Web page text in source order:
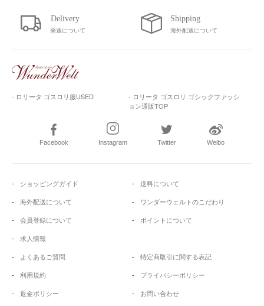
発送について 海外配送について
- ロリータ ゴスロリ服USED
- ロリータ ゴスロリ ゴシックファッシ
ョン通販TOP
Facebook Instagram Twitter Weibo
ショッピングガイド
送料について
海外配送について
ワンダーウェルトのこだわり
会員登録について
ポイントについて
求人情報
よくあるご質問
特定商取引に関する表記
利用規約
プライバシーポリシー
返金ポリシー
お問い合わせ